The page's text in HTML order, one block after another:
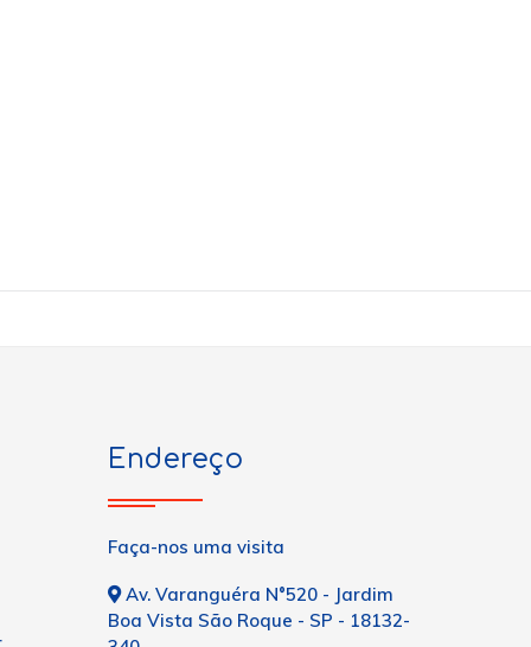
Endereço
Faça-nos uma visita
Av. Varanguéra N°520 - Jardim
Boa Vista São Roque - SP - 18132-